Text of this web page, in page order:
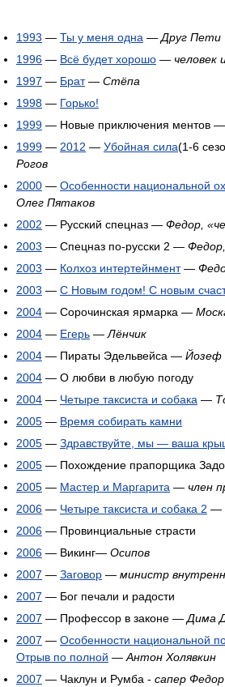
1993 — Ты у меня одна —Друг Пети
1996 — Всё будет хорошо — человек
1997 — Брат— Стёпа
1998 — Горько!
1999 — Новые приключения ментов —
1999 — 2012 — Убойная сила(1-6
Рогов
2000 — Особенности национальной
Олег Пятаков
2002 — Русский спецназ — Федор,
2003 — Спецназ по-русски 2 —
2003 — Колхоз интертейнмент—
2003 — С Новым годом! С новым
2004 — Сорочинская ярмарка —
2004 — Егерь —Лёнчик
2004 — Пираты Эдельвейса — Йозеф
2004 — О любви в любую погоду
2004 — Четыре таксиста и собака —
2005 — Время собирать камни
2005 — Здравствуйте, мы — ваша
2005 — Похождение прапорщика
2005 — Мастер и Маргарита — член
2006 — Четыре таксиста и собака 2 —
2006 — Провинциальные страсти
2006 — Викинг— Осипов
2007 — Заговор — министр
2007 — Бог печали и радости
2007 — Профессор в законе —Дима
2007 — Особенности национальной
Отрыв по полной —Антон Холявкин
2007 — Чаклун и Румба - сапер